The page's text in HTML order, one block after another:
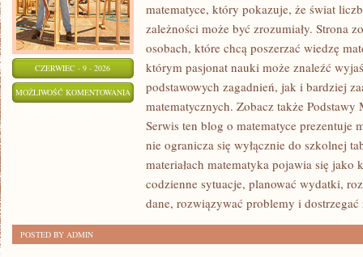
CZERWIEC - 9 - 2026
MOŻLIWOŚĆ KOMENTOWANIA MATEMATYKA
CODZIENNYM
ŻYCIU
matematyce, który pokazuje, że świat
zależności może być zrozumiały. Strona
osobach, które chcą poszerzać wiedzę
którym pasjonat nauki może znaleźć
podstawowych zagadnień, jak i bardziej
matematycznych. Zobacz także
Serwis ten blog o matematyce prezentuje
nie ogranicza się wyłącznie do szkolnej
materiałach matematyka pojawia się
codzienne sytuacje, planować wydatki,
dane, rozwiązywać problemy i dostrzegać
POSTED BY ADMIN